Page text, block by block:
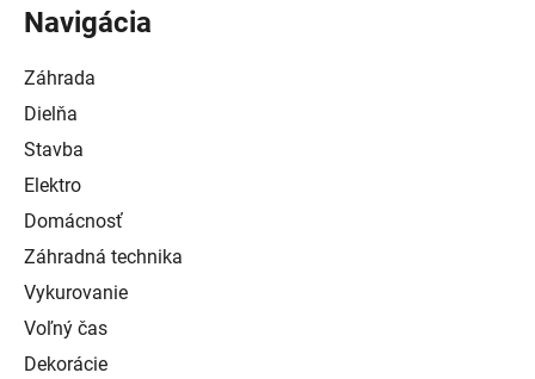
Navigácia
Záhrada
Dielňa
Stavba
Elektro
Domácnosť
Záhradná technika
Vykurovanie
Voľný čas
Dekorácie